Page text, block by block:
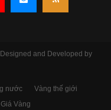
and Developed by
nước
Vàng thế giới
Vàng